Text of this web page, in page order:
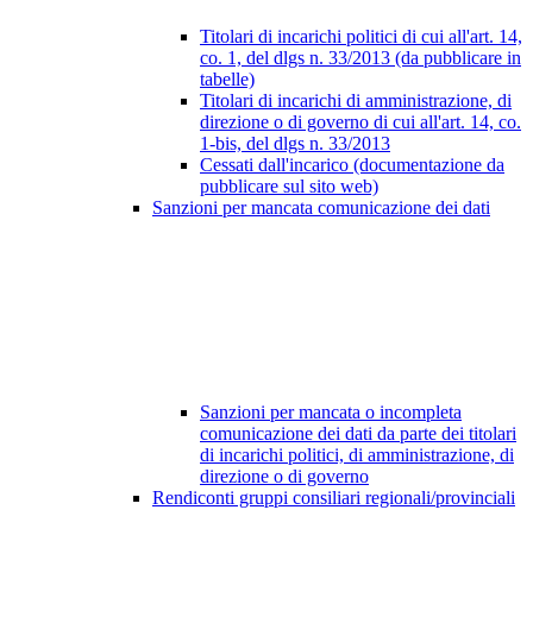
Titolari di incarichi politici di cui all'art. 14,
co. 1, del dlgs n. 33/2013 (da pubblicare in
tabelle)
Titolari di incarichi di amministrazione, di
direzione o di governo di cui all'art. 14, co.
1-bis, del dlgs n. 33/2013
Cessati dall'incarico (documentazione da
pubblicare sul sito web)
Sanzioni per mancata comunicazione dei dati
Sanzioni per mancata o incompleta
comunicazione dei dati da parte dei titolari
di incarichi politici, di amministrazione, di
direzione o di governo
Rendiconti gruppi consiliari regionali/provinciali